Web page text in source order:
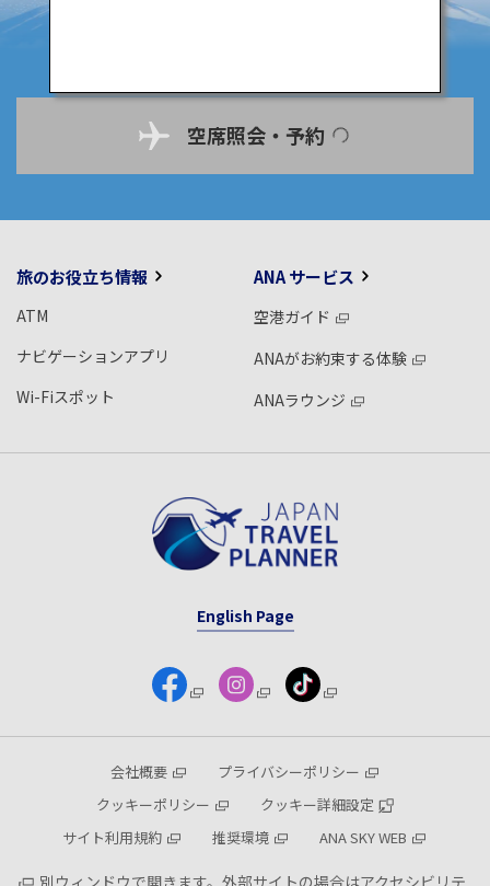
空席照会・予約
旅のお役立ち情報
ATM
ナビゲーションアプリ
Wi-Fiスポット
ANA サービス
空港ガイド
ANAがお約束する体験
ANAラウンジ
English Page
会社概要
プライバシーポリシー
クッキーポリシー
クッキー詳細設定
サイト利用規約
推奨環境 ANA SKY WEB
別ウィンドウで開きます。外部サイトの場合はアクセシビリテ